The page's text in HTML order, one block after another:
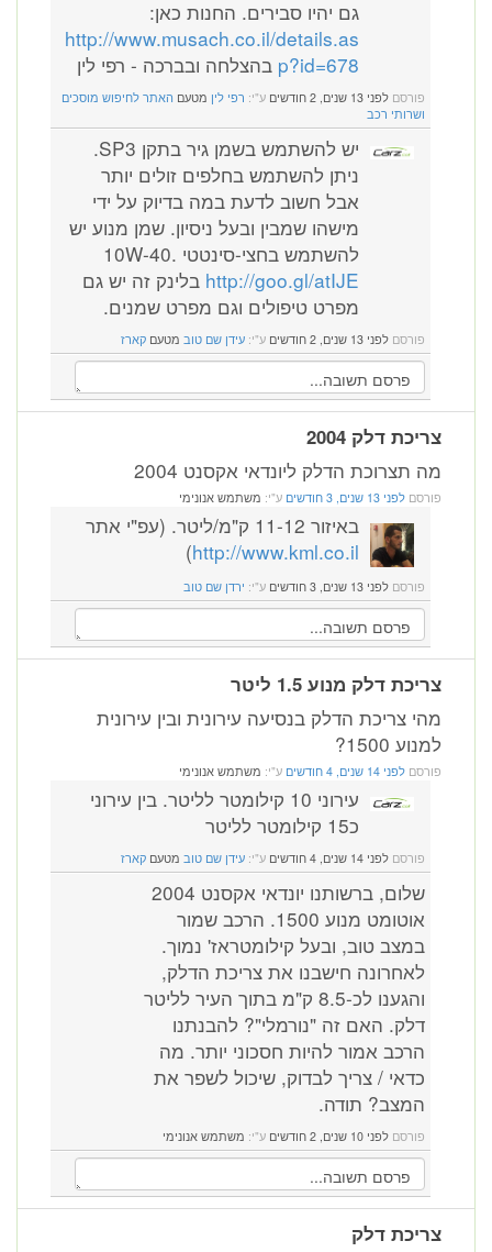
גם יהיו סבירים. החנות כאן:
http://www.musach.co.il/details.as
p?id=678 בהצלחה ובברכה - רפי לין
פורסם לפני 13 שנים, 2 חודשים ע"י: רפי לין מטעם האתר לחיפוש מוסכים
ושרותי רכב
יש להשתמש בשמן גיר בתקן SP3.
ניתן להשתמש בחלפים זולים יותר
אבל חשוב לדעת במה בדיוק על ידי
מישהו שמבין ובעל ניסיון. שמן מנוע יש
להשתמש בחצי-סינטטי 10W-40.
http://goo.gl/atIJE בלינק זה יש גם
מפרט טיפולים וגם מפרט שמנים.
פורסם לפני 13 שנים, 2 חודשים ע"י: עידן שם טוב מטעם קארז
צריכת דלק 2004
מה תצרוכת הדלק ליונדאי אקסנט 2004
פורסם לפני 13 שנים, 3 חודשים ע"י: משתמש אנונימי
באיזור 11-12 ק"מ/ליטר. (עפ"י אתר
http://www.kml.co.il
)
פורסם לפני 13 שנים, 3 חודשים ע"י: ירדן שם טוב
צריכת דלק מנוע 1.5 ליטר
מהי צריכת הדלק בנסיעה עירונית ובין עירונית
למנוע 1500?
פורסם לפני 14 שנים, 4 חודשים ע"י: משתמש אנונימי
עירוני 10 קילומטר לליטר. בין עירוני
כ15 קילומטר לליטר
פורסם לפני 14 שנים, 4 חודשים ע"י: עידן שם טוב מטעם קארז
שלום, ברשותנו יונדאי אקסנט 2004
אוטומט מנוע 1500. הרכב שמור
במצב טוב, ובעל קילומטראז' נמוך.
לאחרונה חישבנו את צריכת הדלק,
והגענו לכ-8.5 ק"מ בתוך העיר לליטר
דלק. האם זה "נורמלי"? להבנתנו
הרכב אמור להיות חסכוני יותר. מה
כדאי / צריך לבדוק, שיכול לשפר את
המצב? תודה.
פורסם לפני 10 שנים, 2 חודשים ע"י: משתמש אנונימי
צריכת דלק